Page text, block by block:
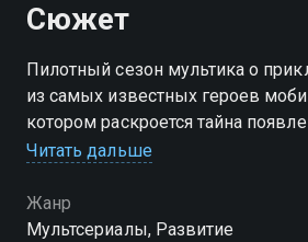
Сюжет
Пилотный сезон мультика о
из самых известных героев
котором раскроется тайна
мире людей. 1 сезон
попадает в неожиданные, но
ситуации. Ам Ням учится
Читать дальше
Жанр
Мультсериалы, Развитие